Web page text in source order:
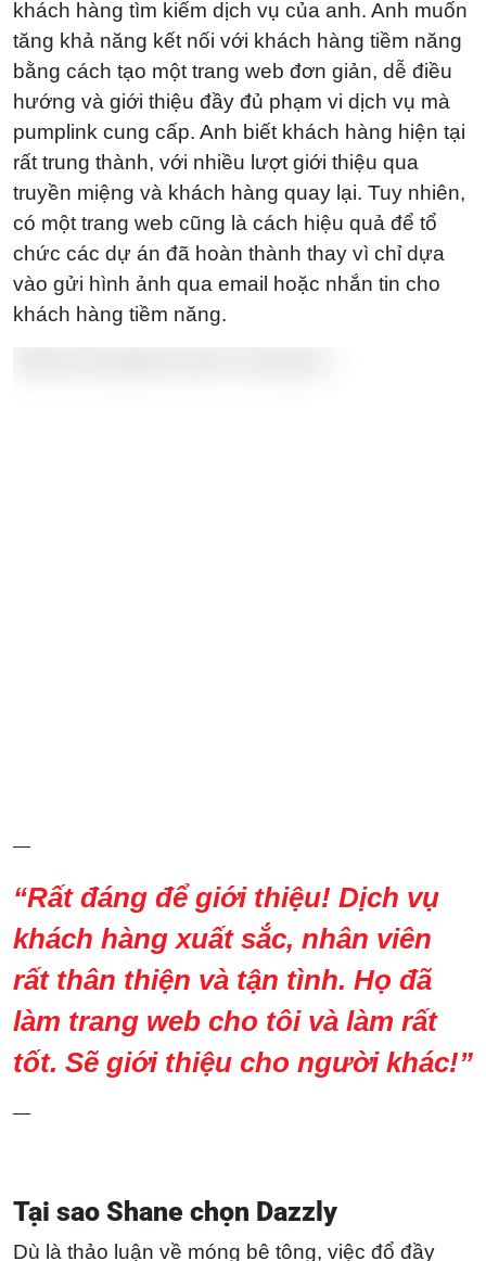
khách hàng tìm kiếm dịch vụ của anh. Anh muốn
tăng khả năng kết nối với khách hàng tiềm năng
bằng cách tạo một trang web đơn giản, dễ điều
hướng và giới thiệu đầy đủ phạm vi dịch vụ mà
pumplink cung cấp. Anh biết khách hàng hiện tại
rất trung thành, với nhiều lượt giới thiệu qua
truyền miệng và khách hàng quay lại. Tuy nhiên,
có một trang web cũng là cách hiệu quả để tổ
chức các dự án đã hoàn thành thay vì chỉ dựa
vào gửi hình ảnh qua email hoặc nhắn tin cho
khách hàng tiềm năng.
—
“Rất đáng để giới thiệu! Dịch vụ
khách hàng xuất sắc, nhân viên
rất thân thiện và tận tình. Họ đã
làm trang web cho tôi và làm rất
tốt. Sẽ giới thiệu cho người khác!”
—
Tại sao Shane chọn Dazzly
Dù là thảo luận về móng bê tông, việc đổ đầy